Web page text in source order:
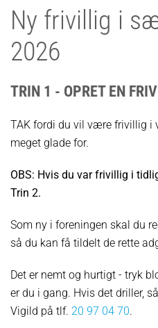
Ny frivillig i
2026
TRIN 1 - OPRET EN
TAK fordi du vil være frivillig i
meget glade for.
OBS: Hvis du var frivillig i
Trin 2.
Som ny i foreningen skal du
så du kan få tildelt de rette
Det er nemt og hurtigt - tryk
er du i gang. Hvis det driller,
Vigild på tlf. 20 97 04 70.